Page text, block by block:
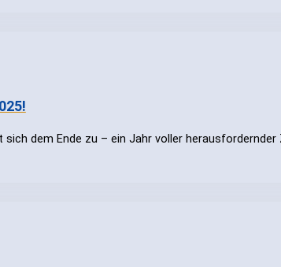
dem Ende zu – ein Jahr voller